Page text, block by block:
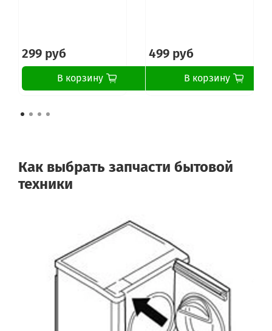
299 руб
В корзину
499 руб
В корзину
Как выбрать запчасти бытовой
техники